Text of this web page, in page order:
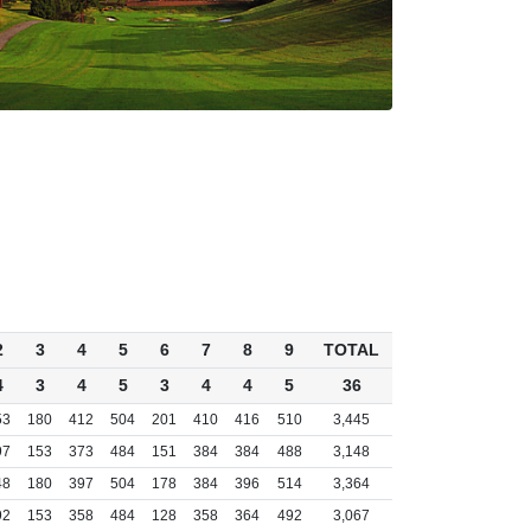
3 4 5 6 7 8 9
TOTAL
3 4 5 3 4 4 5 36
180 412 504 201 410 416 510
3,445
153 373 484 151 384 384 488
3,148
180 397 504 178 384 396 514
3,364
153 358 484 128 358 364 492 3,067